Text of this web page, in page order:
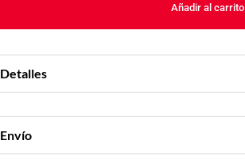
Añadir al carrito
Detalles
Envío